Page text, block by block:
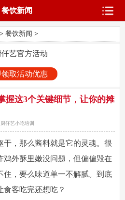
餐饮新闻
餐饮新闻 >
领取活动优惠
握这3个关键细节，让你的摊
厨仟艺小吃培训
干，那么酱料就是它的灵魂。很
鸡外酥里嫩没问题，但偏偏毁在
住，要么味道单一不解腻。到底
食客吃完还想吃？